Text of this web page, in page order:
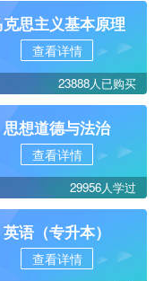
思主义基本原理
查看详情
23888人已购买
思想道德与法治
查看详情
29956人学过
英语（专升本）
查看详情